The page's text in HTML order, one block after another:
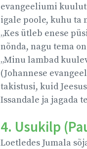
evangeeliumi
igale poole, kuhu ta
„Kes ütleb enese
nõnda, nagu tema
„Minu lambad
(Johannese
takistusi, kuid
Issandale ja jagada
4. Usukilp
Loetledes Jumala